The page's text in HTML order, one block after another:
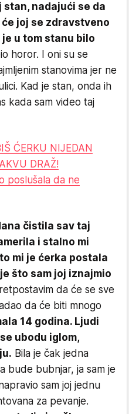
stan, nadajući se da
joj se zdravstveno
u tom stanu bilo
horor. I oni su se
stanovima jer ne
Kad je stan, onda ih
kada sam video taj
ĆERKU NIJEDAN
DRAŽ!
poslušala da ne
čistila sav taj
i stalno mi
mi je ćerka postala
što sam joj iznajmio
da će se sve
da će biti mnogo
14 godina. Ljudi
ubodu iglom,
Bila je čak jedna
bude bubnjar, ja sam je
sam joj jednu
za pevanje.